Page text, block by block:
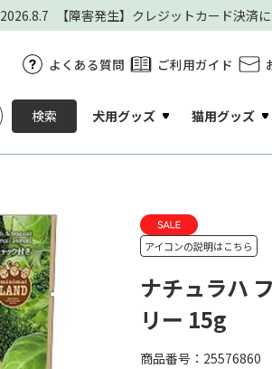
2026.8.7 【障害発生】クレジットカード決済
よくある質問 ご利用ガイド
検索 犬用グッズ 猫用グッズ
アイコンの説明はこちら
ナチュラハ
リー 15g
商品番号：25576860